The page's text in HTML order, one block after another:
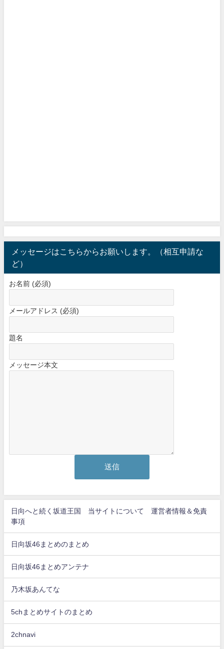
メッセージはこちらからお願いします。（相互申請な
ど）
お名前 (必須)
メールアドレス (必須)
題名
メッセージ本文
日向へと続く坂道王国 当サイトについて 運営者情報＆免責
事項
日向坂46まとめのまとめ
日向坂46まとめアンテナ
乃木坂あんてな
5chまとめサイトのまとめ
2chnavi